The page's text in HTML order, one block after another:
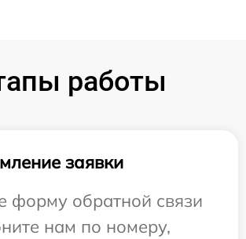
работы
заявки
форму обратной связи
нам по номеру,